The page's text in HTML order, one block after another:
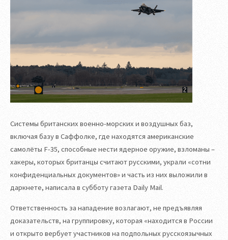
Системы британских военно-морских и воздушных баз,
включая базу в Саффолке, где находятся американские
самолёты F-35, способные нести ядерное оружие, взломаны –
хакеры, которых британцы считают русскими, украли «сотни
конфиденциальных документов» и чаcть из них выложили в
даркнете, написала в субботу газета Daily Mail.
Ответственность за нападение возлагают, не предъявляя
доказательств, на группировку, которая «находится в России
и открыто вербует участников на подпольных русскоязычных